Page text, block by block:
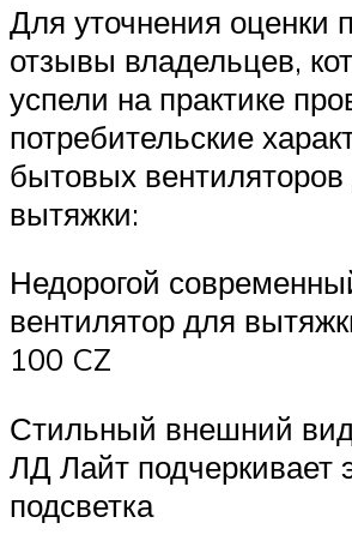
Для уточнения оценки
отзывы владельцев,
успели на практике
потребительские
бытовых вентиляторов
вытяжки:
Недорогой
вентилятор для
100 CZ
Стильный внешний
ЛД Лайт подчеркивает
подсветка